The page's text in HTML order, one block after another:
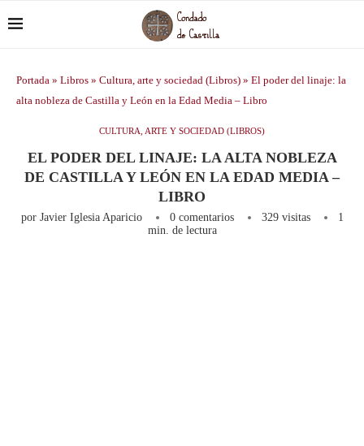
Portada » Libros » Cultura, arte y sociedad (Libros) » El poder del linaje: la
alta nobleza de Castilla y León en la Edad Media – Libro
CULTURA, ARTE Y SOCIEDAD (LIBROS)
EL PODER DEL LINAJE: LA ALTA NOBLEZA
DE CASTILLA Y LEÓN EN LA EDAD MEDIA –
LIBRO
por Javier Iglesia Aparicio 0 comentarios 329visitas
1
min. de lectura